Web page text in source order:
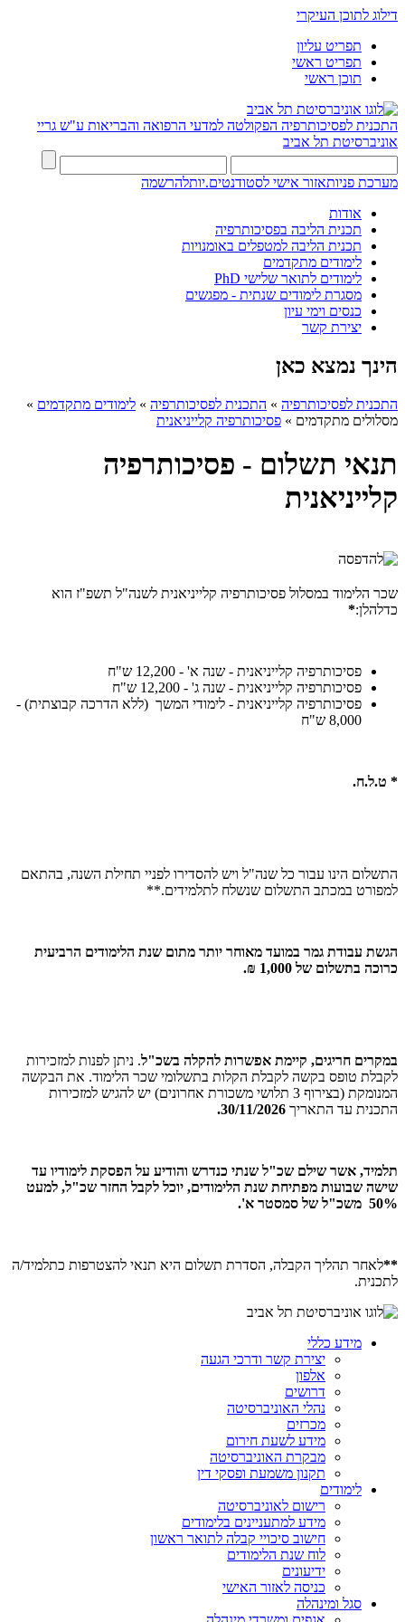
דילוג לתוכן העיקרי
תפריט עליון
תפריט ראשי
תוכן ראשי
התכנית לפסיכותרפיה הפקולטה למדעי הרפואה והבריאות ע"ש גריי
אוניברסיטת תל אביב
מערכת פניותאזור אישי לסטודנטים.יותלהרשמה
אודות
תכנית הליבה בפסיכותרפיה
תכנית הליבה למטפלים באומנויות
לימודים מתקדמים
לימודים לתואר שלישי PhD
מסגרת לימודים שנתית - מפגשים
כנסים וימי עיון
יצירת קשר
הינך נמצא כאן
התכנית לפסיכותרפיה » התכנית לפסיכותרפיה » לימודים מתקדמים »
מסלולים מתקדמים » פסיכותרפיה קלייניאנית
תנאי תשלום - פסיכותרפיה
קלייניאנית
שכר הלימוד במסלול פסיכותרפיה קלייניאנית לשנה"ל תשפ"ז הוא
כדלהלן:*
פסיכותרפיה קלייניאנית - שנה א' - 12,200 ש"ח
פסיכותרפיה קלייניאנית - שנה ג' - 12,200 ש"ח
פסיכותרפיה קלייניאנית - לימודי המשך (ללא הדרכה קבוצתית) -
8,000 ש"ח
* ט.ל.ח.
התשלום הינו עבור כל שנה"ל ויש להסדירו לפניי תחילת השנה, בהתאם
למפורט במכתב התשלום שנשלח לתלמידים.**
הגשת עבודת גמר במועד מאוחר יותר מתום שנת הלימודים הרביעית
כרוכה בתשלום של 1,000 ₪.
במקרים חריגים, קיימת אפשרות להקלה בשכ"ל. ניתן לפנות למזכירות
לקבלת טופס בקשה לקבלת הקלות בתשלומי שכר הלימוד. את הבקשה
המנומקת (בצירוף 3 תלושי משכורת אחרונים) יש להגיש למזכירות
התכנית עד התאריך 30/11/2026.
תלמיד, אשר שילם שכ"ל שנתי כנדרש והודיע על הפסקת לימודיו עד
שישה שבועות מפתיחת שנת הלימודים, יוכל לקבל החזר שכ"ל, למעט
50% משכ"ל
של סמסטר א'.
**לאחר תהליך הקבלה, הסדרת תשלום היא תנאי להצטרפות כתלמיד/ה
לתכנית.
מידע כללי
יצירת קשר ודרכי הגעה
אלפון
דרושים
נהלי האוניברסיטה
מכרזים
מידע לשעת חירום
מבקרת האוניברסיטה
תקנון משמעת ופסקי דין
לימודים
רישום לאוניברסיטה
מידע למתעניינים בלימודים
חישוב סיכויי קבלה לתואר ראשון
לוח שנת הלימודים
ידיעונים
כניסה לאזור האישי
סגל ומינהלה